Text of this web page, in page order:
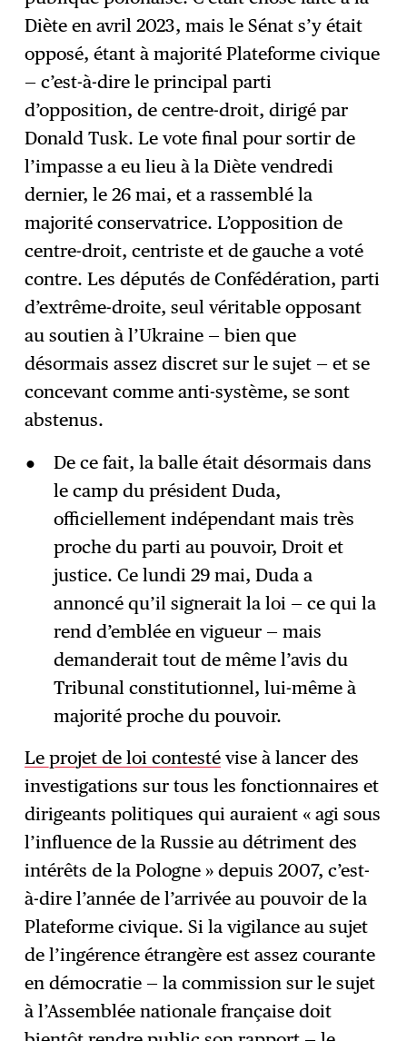
Diète en avril 2023, mais le Sénat s’y était
opposé, étant à majorité Plateforme civique
— c’est-à-dire le principal parti
d’opposition, de centre-droit, dirigé par
Donald Tusk. Le vote final pour sortir de
l’impasse a eu lieu à la Diète vendredi
dernier, le 26 mai, et a rassemblé la
majorité conservatrice. L’opposition de
centre-droit, centriste et de gauche a voté
contre. Les députés de Confédération, parti
d’extrême-droite, seul véritable opposant
au soutien à l’Ukraine — bien que
désormais assez discret sur le sujet — et se
concevant comme anti-système, se sont
abstenus.
De ce fait, la balle était désormais dans
le camp du président Duda,
officiellement indépendant mais très
proche du parti au pouvoir, Droit et
justice. Ce lundi 29 mai, Duda a
annoncé qu’il signerait la loi — ce qui la
rend d’emblée en vigueur — mais
demanderait tout de même l’avis du
Tribunal constitutionnel, lui-même à
majorité proche du pouvoir.
Le projet de loi contesté vise à lancer des
investigations sur tous les fonctionnaires et
dirigeants politiques qui auraient « agi sous
l’influence de la Russie au détriment des
intérêts de la Pologne » depuis 2007, c’est-
à-dire l’année de l’arrivée au pouvoir de la
Plateforme civique. Si la vigilance au sujet
de l’ingérence étrangère est assez courante
en démocratie — la commission sur le sujet
à l’Assemblée nationale française doit